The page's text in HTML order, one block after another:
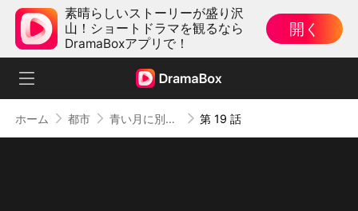
素晴らしいストーリーが盛り沢
山！ショートドラマを観るなら
DramaBoxアプリで！
開く
ホーム 都市 青い月に別れを告げて 第 19 話